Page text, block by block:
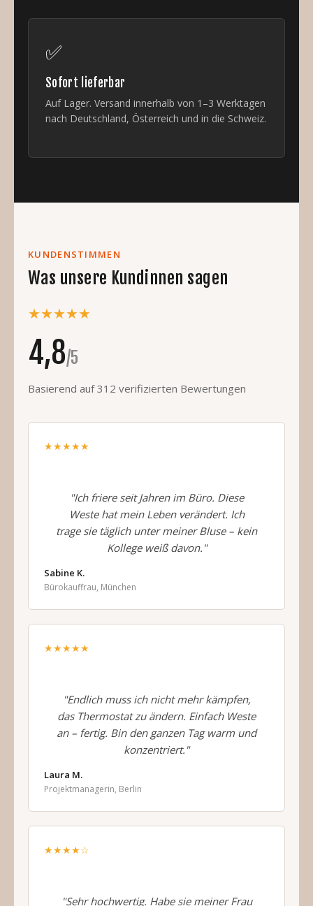
✅
Sofort lieferbar
Auf Lager. Versand innerhalb von 1–3 Werktagen
nach Deutschland, Österreich und in die Schweiz.
KUNDENSTIMMEN
Was unsere Kundinnen sagen
★★★★★
4,8/5
Basierend auf 312 verifizierten Bewertungen
★★★★★
"Ich friere seit Jahren im Büro. Diese
Weste hat mein Leben verändert. Ich
trage sie täglich unter meiner Bluse – kein
Kollege weiß davon."
Sabine K.
Bürokauffrau, München
★★★★★
"Endlich muss ich nicht mehr kämpfen,
das Thermostat zu ändern. Einfach Weste
an – fertig. Bin den ganzen Tag warm und
konzentriert."
Laura M.
Projektmanagerin, Berlin
★★★★☆
"Sehr hochwertig. Habe sie meiner Frau